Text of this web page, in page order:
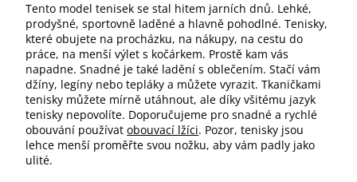
Tento model tenisek se stal hitem jarních dnů. Lehké,
prodyšné, sportovně laděné a hlavně pohodlné. Tenisky,
které obujete na procházku, na nákupy, na cestu do
práce, na menší výlet s kočárkem. Prostě kam vás
napadne. Snadné je také ladění s oblečením. Stačí vám
džíny, legíny nebo tepláky a můžete vyrazit. Tkaničkami
tenisky můžete mírně utáhnout, ale díky všitému jazyk
tenisky nepovolíte. Doporučujeme pro snadné a rychlé
obouvání používatobouvací lžíci. Pozor, tenisky jsou
lehce menší proměřte svou nožku, aby vám padly jako
ulité.